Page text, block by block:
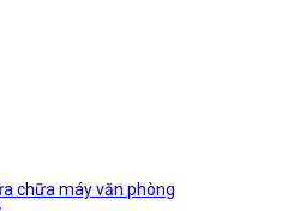
chữa máy văn phòng